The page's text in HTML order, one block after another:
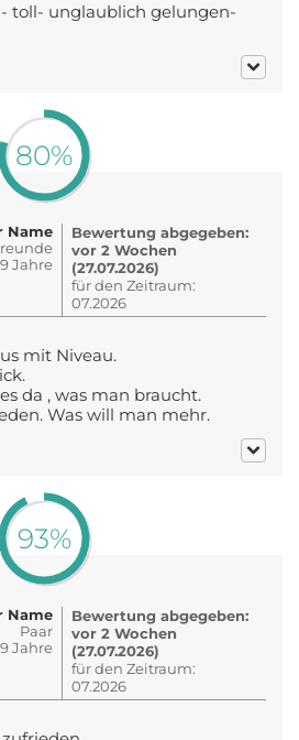
toll- unglaublich gelungen-
80%
Name
Jahre
Bewertung abgegeben:
vor 2 Wochen
(27.07.2026)
für den Zeitraum:
07.2026
mit Niveau.
da , was man braucht.
Was will man mehr.
93%
Name
Paar
Jahre
Bewertung abgegeben:
vor 2 Wochen
(27.07.2026)
für den Zeitraum:
07.2026